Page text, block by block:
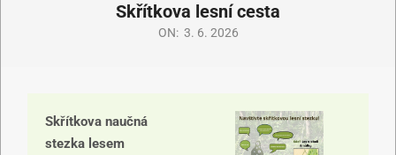
Skřítkova lesní cesta
ON: 3. 6. 2026
Skřítkova naučná
stezka lesem